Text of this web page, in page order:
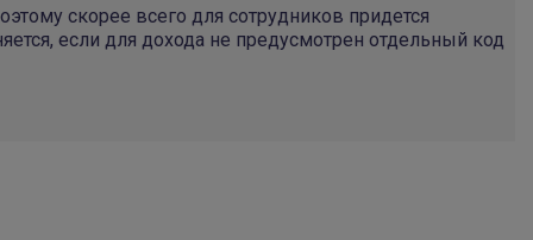
скорее всего для сотрудников придется
если для дохода не предусмотрен отдельный код